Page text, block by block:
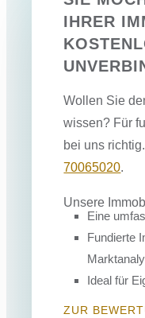
IHRER
Wollen Sie
wissen? Für
bei uns
70065020.
Unsere
Eine
Fundierte
Ideal für
ZUR